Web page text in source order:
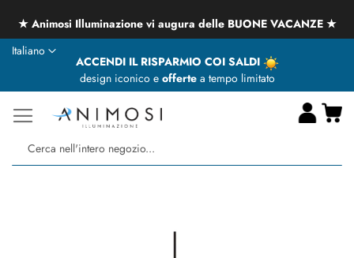
★ Animosi Illuminazione vi augura delle BUONE VACANZE ★
ACCENDI IL RISPARMIO COI SALDI
design iconico e offertea tempo limitato
Lingua
Italiano